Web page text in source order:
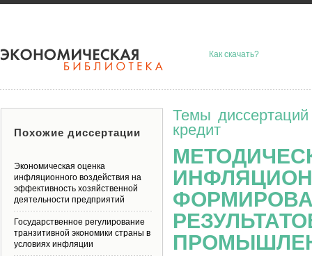
Как скачать?
Темы
кредит
Похожие диссертации
Экономическая оценка
инфляционного воздействия на
эффективность хозяйственной
деятельности предприятий
Государственное регулирование
транзитивной экономики страны в
условиях инфляции